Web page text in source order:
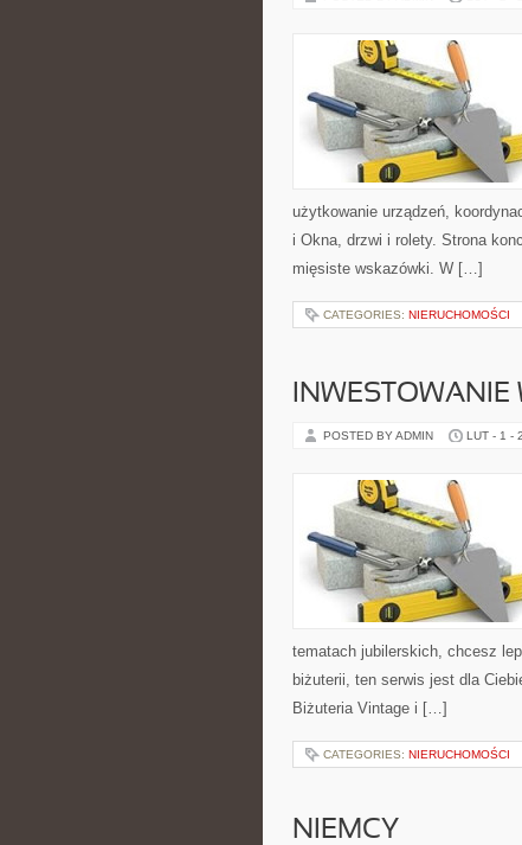
użytkowanie urządzeń,
i Okna, drzwi i rolety. Strona
mięsiste wskazówki. W […]
CATEGORIES: NIERUCHOMOŚCI
INWESTOWANIE
POSTED BY ADMIN LUT - 1 -
tematach jubilerskich, chcesz
biżuterii, ten serwis jest dla
Biżuteria Vintage i […]
CATEGORIES: NIERUCHOMOŚCI
NIEMCY